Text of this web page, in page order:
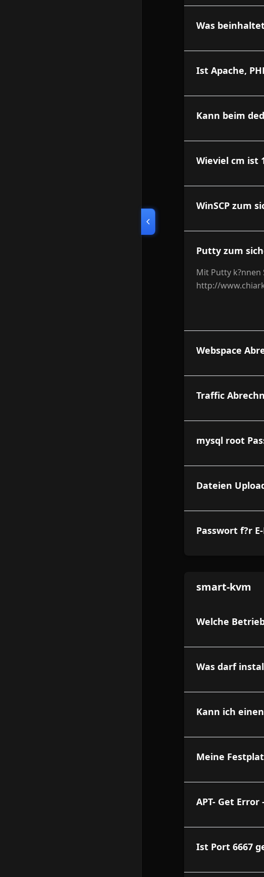
Was
Ist Apache,
Kann beim
Wieviel cm ist
WinSCP zum
Putty zum
Mit Putty k?nnen
http://
Webspace
Traffic
mysql root
Dateien
Passwort f?r
smart-kvm
Welche
Was darf
Kann ich
Meine
APT- Get
Ist Port 6667